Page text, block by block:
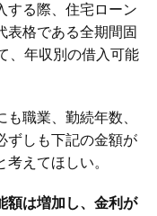
る際、住宅ローン
表格である全期間固
、年収別の借入可能
職業、勤続年数、
ずしも下記の金額が
えてほしい。
額は増加し、金利が